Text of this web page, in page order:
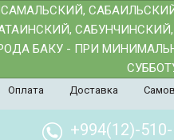
БАКУ - ПРИ
Оплата Доставка
+994(12)-510-